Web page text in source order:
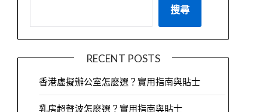
搜尋
RECENT POSTS
香港虛擬辦公室怎麼選？實用指南與貼士
乳房超聲波怎麼選？實用指南與貼士